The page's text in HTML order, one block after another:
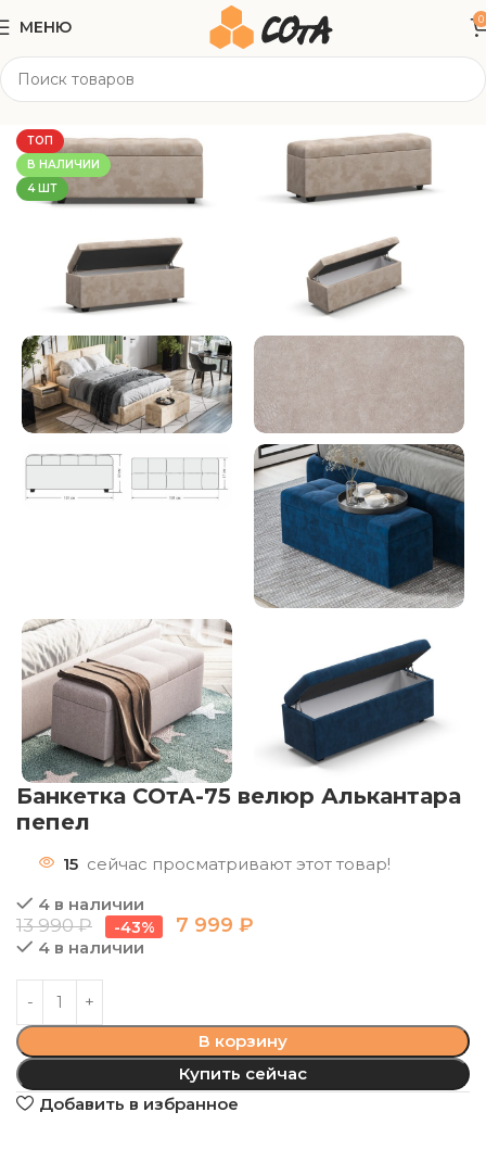
МЕНЮ 0
Мягкая мебель
ТОП
В НАЛИЧИИ
4 ШТ
Банкетка СОтА-75 велюр Алькантара
пепел
15 сейчас просматривают этот товар!
4 в наличии
13 990₽ -43% 7 999₽
4 в наличии
В корзину
Купить сейчас
Добавить в избранное